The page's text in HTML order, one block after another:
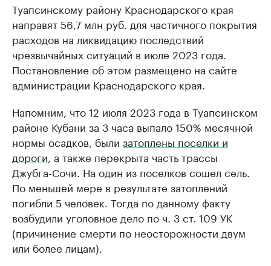
Туапсинскому району Краснодарского края
направят 56,7 млн руб. для частичного покрытия
расходов на ликвидацию последствий
чрезвычайных ситуаций в июле 2023 года.
Постановление об этом размещено на сайте
администрации Краснодарского края.
Напомним, что 12 июля 2023 года в Туапсинском
районе Кубани за 3 часа выпало 150% месячной
нормы осадков, были затоплены поселки и
дороги , а также перекрыта часть трассы
Джубга-Сочи. На один из поселков сошел сель.
По меньшей мере в результате затоплений
погибли 5 человек. Тогда по данному факту
возбудили уголовное дело по ч. 3 ст. 109 УК
(причинение смерти по неосторожности двум
или более лицам).